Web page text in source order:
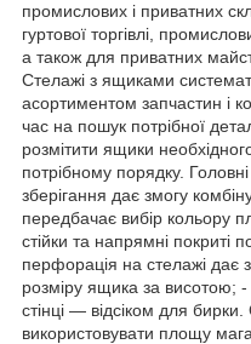
промислових і приватних
гуртової торгівлі,
а також для приватних
Стелажі з ящиками
асортиментом запчастин і
час на пошук потрібної
розмітити ящики
потрібному порядку.
зберігання дає змогу
передбачає вибір кольору
стійки та напрямні
перфорація на стелажі дає
розміру ящика за висотою;
стінці — відсіком для
використовувати площу